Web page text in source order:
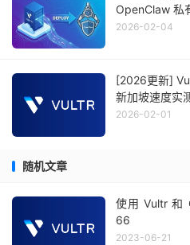
OpenClaw 私
2026-02-04
[2026更新]
新加坡速度实
2026-02-01
随机文章
使用 Vultr 和
66
2023-06-21